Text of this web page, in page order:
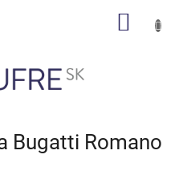
Bugatti Romano